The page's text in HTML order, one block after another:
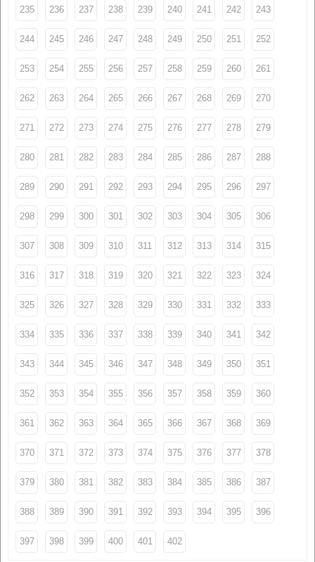
235 236 237 238 239 240 241 242 243
244 245 246 247 248 249 250 251 252
253 254 255 256 257 258 259 260 261
262 263 264 265 266 267 268 269 270
271 272 273 274 275 276 277 278 279
280 281 282 283 284 285 286 287 288
289 290 291 292 293 294 295 296 297
298 299 300 301 302 303 304 305 306
307 308 309 310 311 312 313 314 315
316 317 318 319 320 321 322 323 324
325 326 327 328 329 330 331 332 333
334 335 336 337 338 339 340 341 342
343 344 345 346 347 348 349 350 351
352 353 354 355 356 357 358 359 360
361 362 363 364 365 366 367 368 369
370 371 372 373 374 375 376 377 378
379 380 381 382 383 384 385 386 387
388 389 390 391 392 393 394 395 396
397 398 399 400 401 402